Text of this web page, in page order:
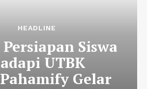
HEADLINE
Siswa
UTBK
Gelar